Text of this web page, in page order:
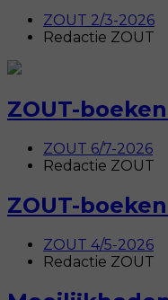
ZOUT 2/3-2026
Redactie ZOUT
ZOUT-
ZOUT 6/7-2026
Redactie ZOUT
ZOUT-
ZOUT 4/5-2026
Redactie ZOUT